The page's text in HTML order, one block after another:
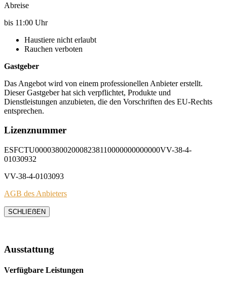
Abreise
bis 11:00 Uhr
Haustiere nicht erlaubt
Rauchen verboten
Gastgeber
Das Angebot wird von einem professionellen Anbieter erstellt.
Dieser Gastgeber hat sich verpflichtet, Produkte und
Dienstleistungen anzubieten, die den Vorschriften des EU-Rechts
entsprechen.
Lizenznummer
ESFCTU0000380020008238110000000000000VV-38-4-
01030932
VV-38-4-0103093
AGB des Anbieters
SCHLIEẞEN
Ausstattung
Verfügbare Leistungen